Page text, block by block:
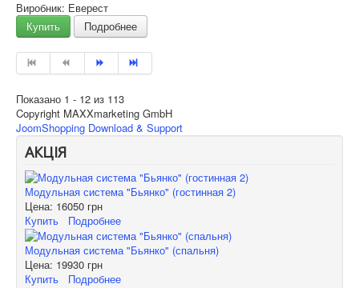
Виробник: Еверест
Купить
Подробнее
Показано 1 - 12 из 113
Copyright MAXXmarketing GmbH
JoomShopping Download & Support
АКЦІЯ
Модульная система "Бьянко" (гостинная 2)
Цена: 16050 грн
Купить
Подробнее
Модульная система "Бьянко" (спальня)
Цена: 19930 грн
Купить
Подробнее